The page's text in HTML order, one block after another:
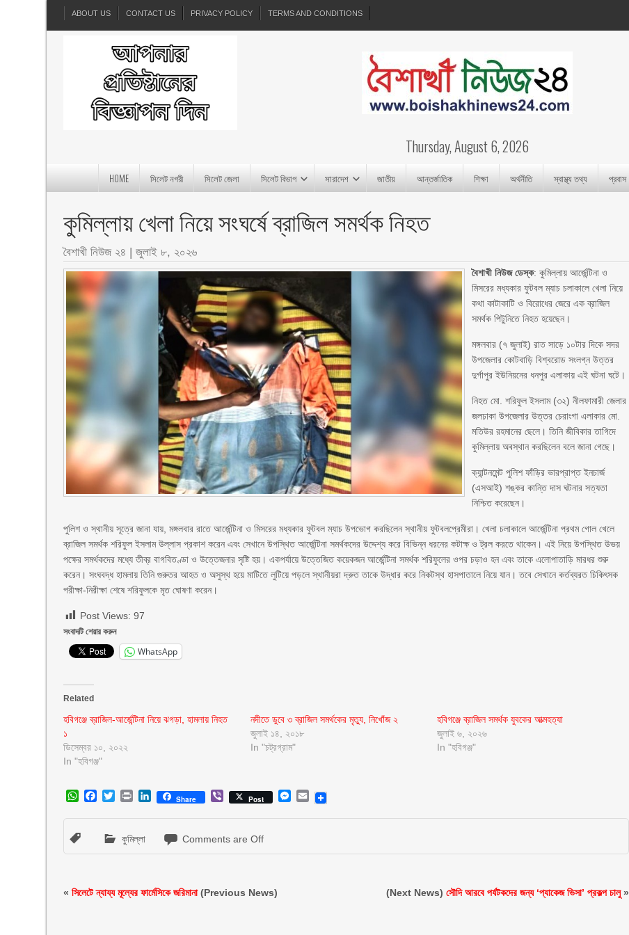
ABOUT US CONTACT US PRIVACY POLICY TERMS AND CONDITIONS
Thursday, August 6, 2026
HOME সিলেট নগরী সিলেট জেলা সিলেট বিভাগ সারাদেশ জাতীয় আন্তর্জাতিক শিক্ষা অর্থনীতি স্বাস্থ্য তথ্য প্রবাস
কুমিল্লায় খেলা নিয়ে সংঘর্ষে ব্রাজিল সমর্থক নিহত
বৈশাখী নিউজ ২৪ |জুলাই ৮, ২০২৬
বৈশাখী নিউজ ডেস্ক: কুমিল্লায় আর্জেন্টিনা ও
মিসরের মধ্যকার ফুটবল ম্যাচ চলাকালে খেলা নিয়ে
কথা কাটাকাটি ও বিরোধের জেরে এক ব্রাজিল
সমর্থক পিটুনিতে নিহত হয়েছেন।
মঙ্গলবার (৭ জুলাই) রাত সাড়ে ১০টার দিকে সদর
উপজেলার কোটবাড়ি বিশ্বরোড সংলগ্ন উত্তর
দুর্গাপুর ইউনিয়নের ধনপুর এলাকায় এই ঘটনা ঘটে।
নিহত মো. শরিফুল ইসলাম (৩২) নীলফামারী জেলার
জলঢাকা উপজেলার উত্তর চেরাংগা এলাকার মো.
মতিউর রহমানের ছেলে। তিনি জীবিকার তাগিদে
কুমিল্লায় অবস্থান করছিলেন বলে জানা গেছে।
ক্যান্টনমেন্ট পুলিশ ফাঁড়ির ভারপ্রাপ্ত ইনচার্জ
(এসআই) শঙ্কর কান্তি দাস ঘটনার সত্যতা
নিশ্চিত করেছেন।
পুলিশ ও স্থানীয় সূত্রে জানা যায়, মঙ্গলবার রাতে আর্জেন্টিনা ও মিসরের মধ্যকার ফুটবল ম্যাচ উপভোগ করছিলেন স্থানীয় ফুটবলপ্রেমীরা। খেলা চলাকালে আর্জেন্টিনা প্রথম গোল খেলে
ব্রাজিল সমর্থক শরিফুল ইসলাম উল্লাস প্রকাশ করেন এবং সেখানে উপস্থিত আর্জেন্টিনা সমর্থকদের উদ্দেশ্য করে বিভিন্ন ধরনের কটাক্ষ ও ট্রল করতে থাকেন। এই নিয়ে উপস্থিত উভয়
পক্ষের সমর্থকদের মধ্যে তীব্র বাগবিতণ্ডা ও উত্তেজনার সৃষ্টি হয়। একপর্যায়ে উত্তেজিত কয়েকজন আর্জেন্টিনা সমর্থক শরিফুলের ওপর চড়াও হন এবং তাকে এলোপাতাড়ি মারধর শুরু
করেন। সংঘবদ্ধ হামলায় তিনি গুরুতর আহত ও অসুস্থ হয়ে মাটিতে লুটিয়ে পড়লে স্থানীয়রা দ্রুত তাকে উদ্ধার করে নিকটস্থ হাসপাতালে নিয়ে যান। তবে সেখানে কর্তব্যরত চিকিৎসক
পরীক্ষা-নিরীক্ষা শেষে শরিফুলকে মৃত ঘোষণা করেন।
Post Views: 97
সংবাদটি শেয়ার করুন
WhatsApp
Related
হবিগঞ্জে ব্রাজিল-আর্জেন্টিনা নিয়ে ঝগড়া, হামলায় নিহত
১
ডিসেম্বর ১০, ২০২২
In "হবিগঞ্জ"
নদীতে ডুবে ৩ ব্রাজিল সমর্থকের মৃত্যু, নিখোঁজ ২
জুলাই ১৪, ২০১৮
In "চট্রগ্রাম"
হবিগঞ্জে ব্রাজিল সমর্থক যুবকের আত্মহত্যা
জুলাই ৬, ২০২৬
In "হবিগঞ্জ"
WhatsApp
Facebook
Twitter
Print LinkedIn
Share ViberPost Messenger
Email
কুমিল্লা Comments are Off
«সিলেটে ন্যায্য মূল্যের ফার্মেসিকে জরিমানা(Previous News) (Next News)সৌদি আরবে পর্যটকদের জন্য ‘প্যাকেজ ভিসা’ প্রকল্প চালু»